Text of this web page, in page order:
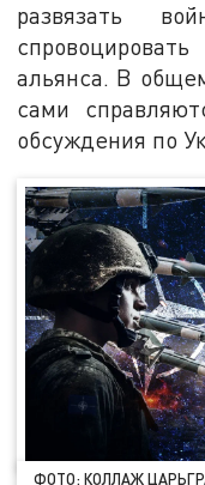
развязать
альянса. В
сами
обсуждения по
ФОТО: КОЛЛАЖ